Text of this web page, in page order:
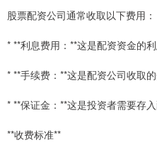
股票配资公司通常收取以下费用：
* **利息费用：**这是配资资金的
* **手续费：**这是配资公司收取
* **保证金：**这是投资者需要存
**收费标准**